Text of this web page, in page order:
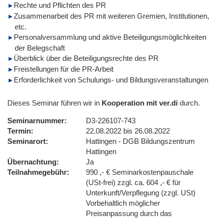
Rechte und Pflichten des PR
Zusammenarbeit des PR mit weiteren Gremien, Institutionen,
etc.
Personalversammlung und aktive Beteiligungsmöglichkeiten
der Belegschaft
Überblick über die Beteiligungsrechte des PR
Freistellungen für die PR-Arbeit
Erforderlichkeit von Schulungs- und Bildungsveranstaltungen
Dieses Seminar führen wir in Kooperation mit ver.di durch.
Seminarnummer
D3-226107-743
Termin
22.08.2022 bis 26.08.2022
Seminarort
Hattingen - DGB Bildungszentrum
Hattingen
Übernachtung
Ja
Teilnahmegebühr
990 ,- € Seminarkostenpauschale
(USt-frei) zzgl. ca. 604 ,- € für
Unterkunft/Verpflegung (zzgl. USt)
Vorbehaltlich möglicher
Preisanpassung durch das